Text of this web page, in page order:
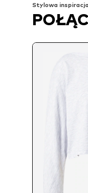
Stylowa inspiracja